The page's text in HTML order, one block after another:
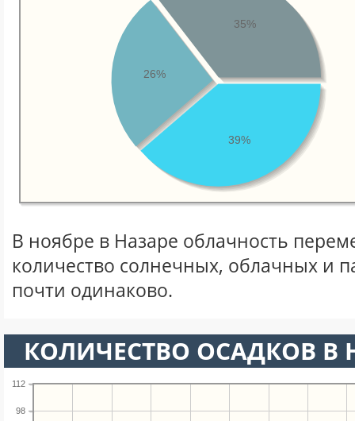
39%
26%
35%
В ноябре в Назаре облачность
количество солнечных, облачных и
почти одинаково.
КОЛИЧЕСТВО ОСАДКОВ В
98
112